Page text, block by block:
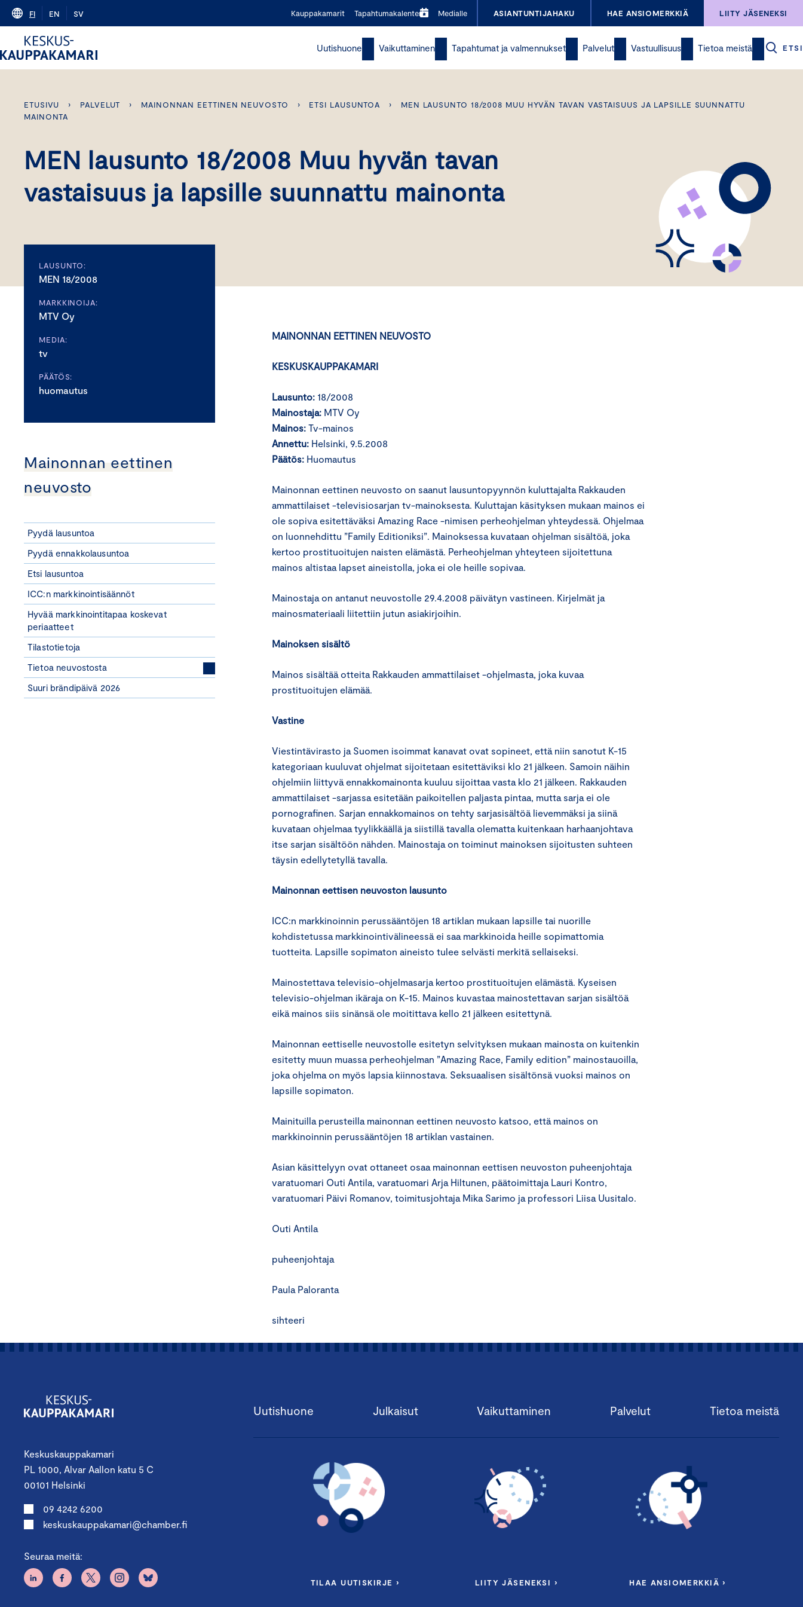
Skip
content
FI EN SV Kauppakamarit Tapahtumakalenteri Medialle ASIANTUNTIJAHAKU HAE ANSIOMERKKIÄ LIITY JÄSENEKSI
Uutishuone Vaikuttaminen Tapahtumat ja valmennukset Palvelut Vastuullisuus Tietoa meistä ETSI
ETUSIVU › PALVELUT › MAINONNAN EETTINEN NEUVOSTO › ETSI LAUSUNTOA ›
MEN LAUSUNTO 18/2008 MUU HYVÄN TAVAN VASTAISUUS JA LAPSILLE SUUNNATTU
MAINONTA
MEN lausunto 18/2008 Muu hyvän tavan
vastaisuus ja lapsille suunnattu mainonta
LAUSUNTO:
MEN 18/2008
MARKKINOIJA:
MTV Oy
MEDIA:
tv
PÄÄTÖS:
huomautus
Mainonnan eettinen
neuvosto
Pyydä lausuntoa
Pyydä ennakkolausuntoa
Etsi lausuntoa
ICC:n markkinointisäännöt
Hyvää markkinointitapaa koskevat
periaatteet
Tilastotietoja
Tietoa neuvostosta
Suuri brändipäivä 2026
MAINONNAN EETTINEN NEUVOSTO
KESKUSKAUPPAKAMARI
Lausunto: 18/2008
Mainostaja: MTV Oy
Mainos: Tv-mainos
Annettu: Helsinki, 9.5.2008
Päätös: Huomautus
Mainonnan eettinen neuvosto on saanut lausuntopyynnön kuluttajalta Rakkauden
ammattilaiset -televisiosarjan tv-mainoksesta. Kuluttajan käsityksen mukaan mainos ei
ole sopiva esitettäväksi Amazing Race -nimisen perheohjelman yhteydessä. Ohjelmaa
on luonnehdittu ”Family Editioniksi”. Mainoksessa kuvataan ohjelman sisältöä, joka
kertoo prostituoitujen naisten elämästä. Perheohjelman yhteyteen sijoitettuna
mainos altistaa lapset aineistolla, joka ei ole heille sopivaa.
Mainostaja on antanut neuvostolle 29.4.2008 päivätyn vastineen. Kirjelmät ja
mainosmateriaali liitettiin jutun asiakirjoihin.
Mainoksen sisältö
Mainos sisältää otteita Rakkauden ammattilaiset -ohjelmasta, joka kuvaa
prostituoitujen elämää.
Vastine
Viestintävirasto ja Suomen isoimmat kanavat ovat sopineet, että niin sanotut K-15
kategoriaan kuuluvat ohjelmat sijoitetaan esitettäviksi klo 21 jälkeen. Samoin näihin
ohjelmiin liittyvä ennakkomainonta kuuluu sijoittaa vasta klo 21 jälkeen. Rakkauden
ammattilaiset -sarjassa esitetään paikoitellen paljasta pintaa, mutta sarja ei ole
pornografinen. Sarjan ennakkomainos on tehty sarjasisältöä lievemmäksi ja siinä
kuvataan ohjelmaa tyylikkäällä ja siistillä tavalla olematta kuitenkaan harhaanjohtava
itse sarjan sisältöön nähden. Mainostaja on toiminut mainoksen sijoitusten suhteen
täysin edellytetyllä tavalla.
Mainonnan eettisen neuvoston lausunto
ICC:n markkinoinnin perussääntöjen 18 artiklan mukaan lapsille tai nuorille
kohdistetussa markkinointivälineessä ei saa markkinoida heille sopimattomia
tuotteita. Lapsille sopimaton aineisto tulee selvästi merkitä sellaiseksi.
Mainostettava televisio-ohjelmasarja kertoo prostituoitujen elämästä. Kyseisen
televisio-ohjelman ikäraja on K-15. Mainos kuvastaa mainostettavan sarjan sisältöä
eikä mainos siis sinänsä ole moitittava kello 21 jälkeen esitettynä.
Mainonnan eettiselle neuvostolle esitetyn selvityksen mukaan mainosta on kuitenkin
esitetty muun muassa perheohjelman ”Amazing Race, Family edition” mainostauoilla,
joka ohjelma on myös lapsia kiinnostava. Seksuaalisen sisältönsä vuoksi mainos on
lapsille sopimaton.
Mainituilla perusteilla mainonnan eettinen neuvosto katsoo, että mainos on
markkinoinnin perussääntöjen 18 artiklan vastainen.
Asian käsittelyyn ovat ottaneet osaa mainonnan eettisen neuvoston puheenjohtaja
varatuomari Outi Antila, varatuomari Arja Hiltunen, päätoimittaja Lauri Kontro,
varatuomari Päivi Romanov, toimitusjohtaja Mika Sarimo ja professori Liisa Uusitalo.
Outi Antila
puheenjohtaja
Paula Paloranta
sihteeri
Keskuskauppakamari
PL 1000, Alvar Aallon katu 5 C
00101 Helsinki
09 4242 6200
keskuskauppakamari@chamber.fi
Seuraa meitä:
Uutishuone Julkaisut Vaikuttaminen Palvelut Tietoa meistä
TILAA UUTISKIRJE › LIITY JÄSENEKSI › HAE ANSIOMERKKIÄ ›